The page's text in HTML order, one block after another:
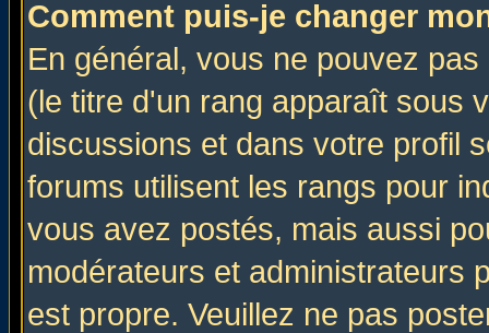
Comment puis-je changer
En général, vous ne pouvez
(le titre d'un rang apparaît sous
discussions et dans votre profil
forums utilisent les rangs pour
vous avez postés, mais aussi
modérateurs et administrateurs
est propre. Veuillez ne pas